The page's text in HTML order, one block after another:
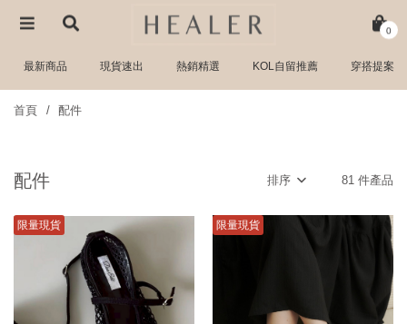
0
最新商品 現貨速出 熱銷精選 KOL自留推薦 穿搭提案
首頁 配件
配件 排序 81 件產品
限量現貨 限量現貨